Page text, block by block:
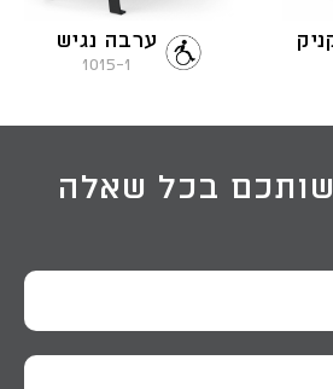
ערבה נגיש
1015-1
בכל שאלה